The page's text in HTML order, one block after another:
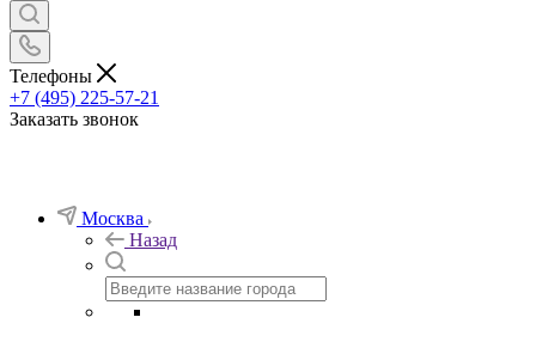
Телефоны
+7 (495) 225-57-21
Заказать звонок
Москва
Назад